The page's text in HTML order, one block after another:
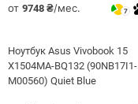
от 9748 ₴/мес. 7
Ноутбук Asus Vivobook 15
X1504MA-BQ132 (90NB17I1-
M00560) Quiet Blue